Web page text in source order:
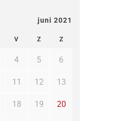
juni 2021
V Z Z
4 5 6
11 12 13
18 19 20